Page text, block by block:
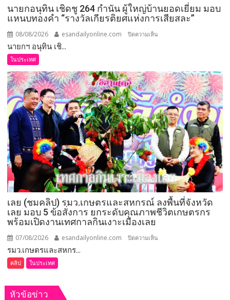
นายกอนุทิน เชิดชู 264 กำนัน ผู้ใหญ่บ้านยอดเยี่ยม มอบ
แหนบทองคำ “รางวัลเกียรติยศแห่งการเสียสละ”
08/08/2026 esandailyonline.com ปิดความเห็น
264
กำนัน
ผู้ใหญ่
บ้าน
ยอด
เยี่ยม
มอบ
แหนบ
ทองคำ
“รางวัล
เกียรติยศ
แห่ง
การ
นายกฯ อนุทิน เชิ...
ในประเทศ
เลย (ชมคลิป) รมว.เกษตรและสหกรณ์ ลงพื้นที่จังหวัด
เลย มอบ 5 ข้อสั่งการ ยกระดับคุณภาพชีวิตเกษตรกร
พร้อมเปิดงานเทศกาลกินเงาะเมืองเลย
07/08/2026 esandailyonline.com ปิดความเห็น
รมว.เกษตรและสหกร...
คลิป ในประเทศ
หัวข้อข่าว